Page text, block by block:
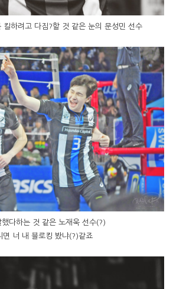
킬하려고 다짐?할 것 같은 눈의 문성민 선수
했다하는 것 같은 노재욱 선수(?)
면 너 내 블로킹 봤냐(?)같죠